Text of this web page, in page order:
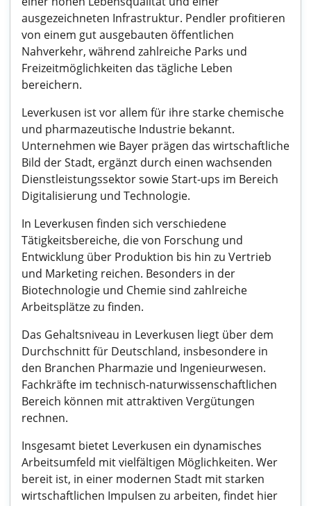
ausgezeichneten Infrastruktur. Pendler profitieren
von einem gut ausgebauten öffentlichen
Nahverkehr, während zahlreiche Parks und
Freizeitmöglichkeiten das tägliche Leben
bereichern.
Leverkusen ist vor allem für ihre starke chemische
und pharmazeutische Industrie bekannt.
Unternehmen wie Bayer prägen das wirtschaftliche
Bild der Stadt, ergänzt durch einen wachsenden
Dienstleistungssektor sowie Start-ups im Bereich
Digitalisierung und Technologie.
In Leverkusen finden sich verschiedene
Tätigkeitsbereiche, die von Forschung und
Entwicklung über Produktion bis hin zu Vertrieb
und Marketing reichen. Besonders in der
Biotechnologie und Chemie sind zahlreiche
Arbeitsplätze zu finden.
Das Gehaltsniveau in Leverkusen liegt über dem
Durchschnitt für Deutschland, insbesondere in
den Branchen Pharmazie und Ingenieurwesen.
Fachkräfte im technisch-naturwissenschaftlichen
Bereich können mit attraktiven Vergütungen
rechnen.
Insgesamt bietet Leverkusen ein dynamisches
Arbeitsumfeld mit vielfältigen Möglichkeiten. Wer
bereit ist, in einer modernen Stadt mit starken
wirtschaftlichen Impulsen zu arbeiten, findet hier